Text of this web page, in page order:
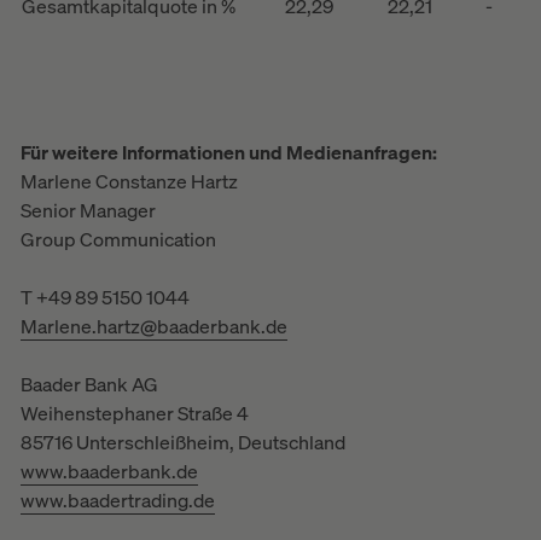
Gesamtkapitalquote in % 22,29 22,21 -
Für weitere Informationen und Medienanfragen:
Marlene Constanze Hartz
Senior Manager
Group Communication
T +49 89 5150 1044
Marlene.hartz@baaderbank.de
Baader Bank AG
Weihenstephaner Straße 4
85716 Unterschleißheim, Deutschland
www.baaderbank.de
www.baadertrading.de